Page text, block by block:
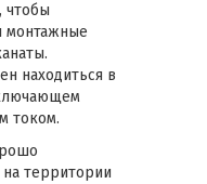
чтобы
монтажные
находиться в
током.
территории